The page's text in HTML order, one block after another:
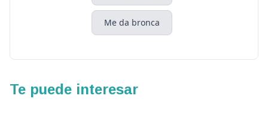
Me da bronca
Te puede interesar